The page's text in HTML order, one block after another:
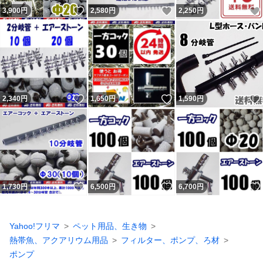
3,900円 いいね！
2,580円 いいね！
2,250円
2,340円 いいね！
1,650円 いいね！
1,590円
1,730円 いいね！
6,500円 いいね！
6,700円
Yahoo!フリマ
ペット用品、生き物
熱帯魚、アクアリウム用品
フィルター、ポンプ、ろ材
ポンプ